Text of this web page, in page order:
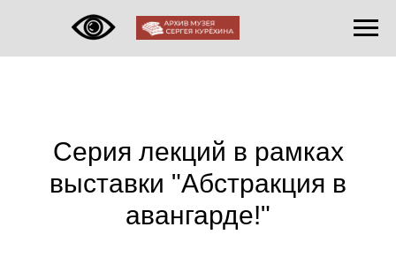
Серия лекций в рамках
выставки "Абстракция в
авангарде!"